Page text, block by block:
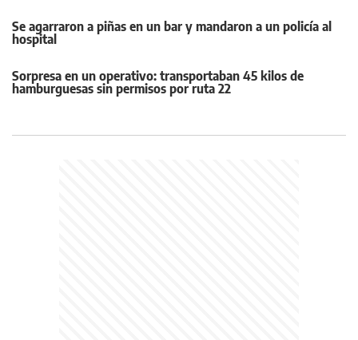
Se agarraron a piñas en un bar y mandaron a un policía al
hospital
Sorpresa en un operativo: transportaban 45 kilos de
hamburguesas sin permisos por ruta 22